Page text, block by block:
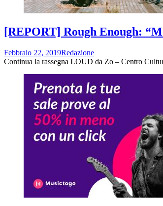
[REPORT] Rough Enough:
Febbraio 22, 2019Redazione
Continua la rassegna LOUD da Zo – Centro